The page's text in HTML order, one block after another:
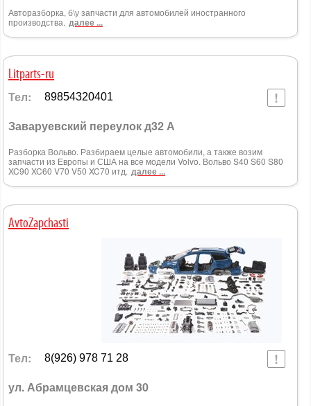
Авторазборка, б\у запчасти для автомобилей иностранного
производства. далее ...
Litparts-ru
Тел: 89854320401
Заваруевский переулок д32 А
Разборка Вольво. Разбираем целые автомобили, а также возим
запчасти из Европы и США на все модели Volvo. Вольво S40 S60 S80
XC90 XC60 V70 V50 XC70 итд. далее ...
AvtoZapchasti
Тел: 8(926) 978 71 28
ул. Абрамцевская дом 30